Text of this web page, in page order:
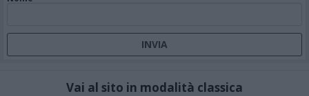
Vai al sito in modalità classica